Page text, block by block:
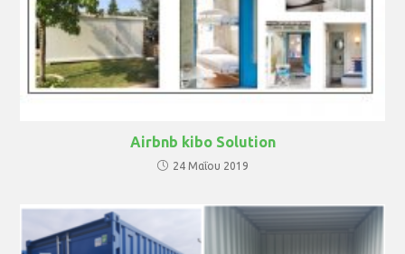
Airbnb kibo Solution
24 Μαΐου 2019